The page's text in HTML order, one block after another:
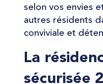
selon vos envies
autres résidents
conviviale et
La
sécurisée